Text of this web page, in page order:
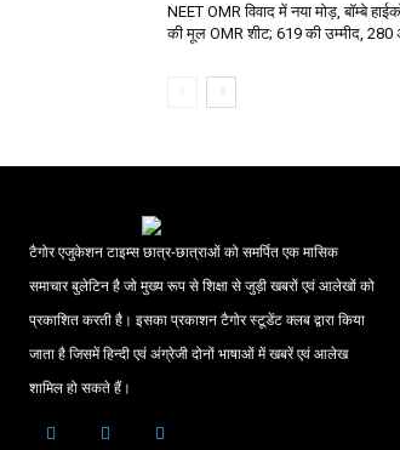
NEET OMR विवाद में नया मोड़, बॉम्बे
की मूल OMR शीट; 619 की उम्मीद, 280
टैगोर एजुकेशन टाइम्स छात्र-छात्राओं को समर्पित एक मासिक
समाचार बुलेटिन है जो मुख्य रूप से शिक्षा से जुड़ी खबरों एवं आलेखों को
प्रकाशित करती है। इसका प्रकाशन टैगोर स्टूडेंट क्लब द्वारा किया
जाता है जिसमें हिन्दी एवं अंग्रेजी दोनों भाषाओं में खबरें एवं आलेख
शामिल हो सकते हैं।